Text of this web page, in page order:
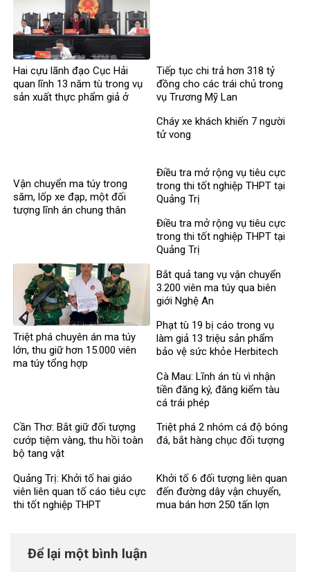
Hai cựu lãnh đạo Cục Hải
quan lĩnh 13 năm tù trong vụ
sản xuất thực phẩm giả ở
Tiếp tục chi trả hơn 318 tỷ
đồng cho các trái chủ trong
vụ Trương Mỹ Lan
Vận chuyển ma túy trong
săm, lốp xe đạp, một đối
tượng lĩnh án chung thân
Cháy xe khách khiến 7 người
tử vong​
Điều tra mở rộng vụ tiêu cực
trong thi tốt nghiệp THPT tại
Quảng Trị
Điều tra mở rộng vụ tiêu cực
trong thi tốt nghiệp THPT tại
Quảng Trị
Triệt phá chuyên án ma túy
lớn, thu giữ hơn 15.000 viên
ma túy tổng hợp
Bắt quả tang vụ vận chuyển
3.200 viên ma túy qua biên
giới Nghệ An
Phạt tù 19 bị cáo trong vụ
làm giả 13 triệu sản phẩm
bảo vệ sức khỏe Herbitech
Cà Mau: Lĩnh án tù vì nhận
tiền đăng ký, đăng kiểm tàu
cá trái phép
Cần Thơ: Bắt giữ đối tượng
cướp tiệm vàng, thu hồi toàn
bộ tang vật
Triệt phá 2 nhóm cá độ bóng
đá, bắt hàng chục đối tượng
Quảng Trị: Khởi tố hai giáo
viên liên quan tố cáo tiêu cực
thi tốt nghiệp THPT
Khởi tố 6 đối tượng liên quan
đến đường dây vận chuyển,
mua bán hơn 250 tấn lợn
Để lại một bình luận